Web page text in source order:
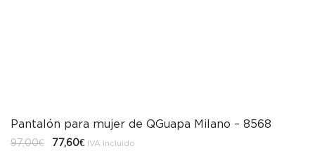
Pantalón para mujer de QGuapa Milano – 8568
97,00€
El77,60€ElIVA incluido